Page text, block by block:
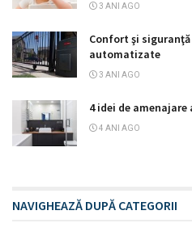
3 ANI AGO
Confort şi
automatizate
3 ANI AGO
4 idei de
4 ANI AGO
NAVIGHEAZĂ DUPĂ CATEGORII